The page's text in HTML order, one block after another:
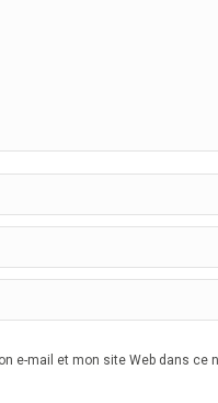
e-mail et mon site Web dans